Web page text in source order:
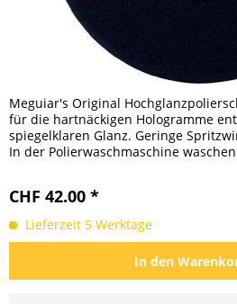
Meguiar's Original
für die hartnäckigen Hologramme
spiegelklaren Glanz. Geringe
In der Polierwaschmaschine
CHF 42.00 *
Lieferzeit 5 Werktage
In den